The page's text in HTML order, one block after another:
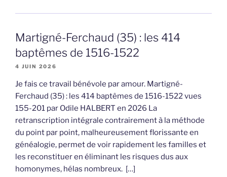
Martigné-Ferchaud (35) : les 414
baptêmes de 1516-1522
4 JUIN 2026
Je fais ce travail bénévole par amour. Martigné-
Ferchaud (35) : les 414 baptêmes de 1516-1522 vues
155-201 par Odile HALBERT en 2026 La
retranscription intégrale contrairement à la méthode
du point par point, malheureusement florissante en
généalogie, permet de voir rapidement les familles et
les reconstituer en éliminant les risques dus aux
homonymes, hélas nombreux. […]